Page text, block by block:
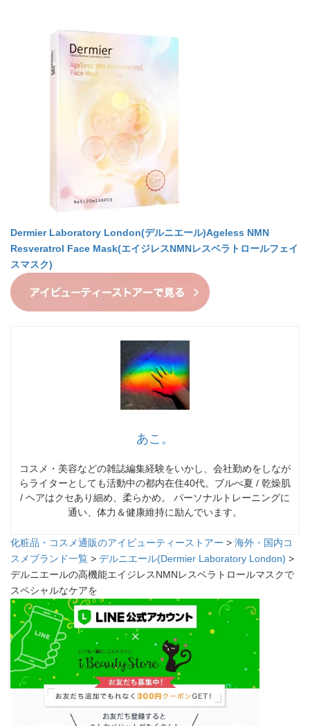
Dermier Laboratory London(デルニエール)Ageless NMN
Resveratrol Face Mask(エイジレスNMNレスベラトロールフェイ
スマスク)
あこ。
コスメ・美容などの雑誌編集経験をいかし、会社勤めをしなが
らライターとしても活動中の都内在住40代。ブルべ夏 / 乾燥肌
/ ヘアはクセあり細め、柔らかめ。 パーソナルトレーニングに
通い、体力＆健康維持に励んでいます。
化粧品・コスメ通販のアイビューティーストアー > 海外・国内コ
スメブランド一覧 > デルニエール(Dermier Laboratory London) >
デルニエールの高機能エイジレスNMNレスベラトロールマスクで
スペシャルなケアを